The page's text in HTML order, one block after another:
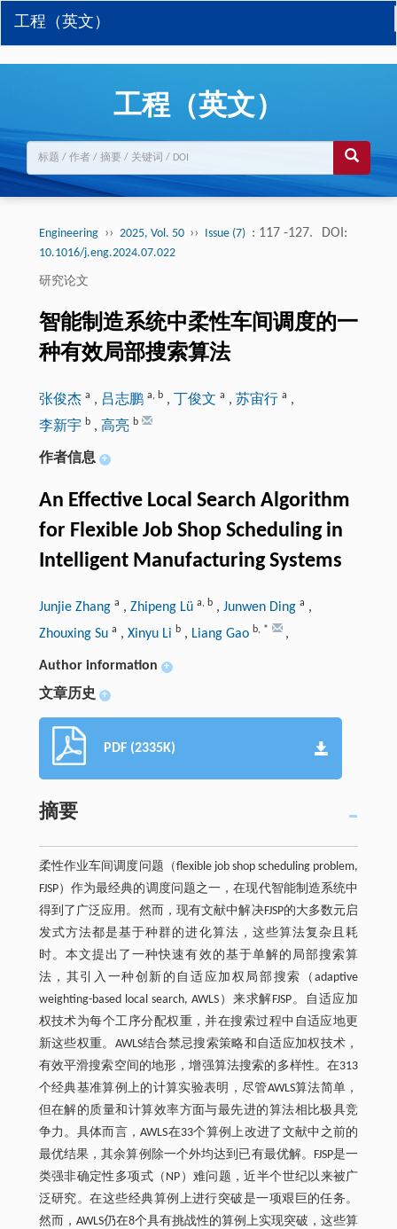
工程（英文）
工程（英文）
Engineering ›› 2025, Vol. 50 ›› Issue (7) : 117 -127. DOI:
10.1016/j.eng.2024.07.022
研究论文
智能制造系统中柔性车间调度的一
种有效局部搜索算法
张俊杰 a , 吕志鹏 a, b, 丁俊文 a , 苏宙行 a ,
李新宇 b, 高亮 b
作者信息 +
An Effective Local Search Algorithm
for Flexible Job Shop Scheduling in
Intelligent Manufacturing Systems
Junjie Zhang a , Zhipeng Lü a, b, Junwen Ding a ,
Zhouxing Su a , Xinyu Li b, Liang Gao b, * ,
Author information +
文章历史 +
PDF (2335K)
摘要
柔性作业车间调度问题（flexible job shop scheduling problem,
FJSP）作为最经典的调度问题之一，在现代智能制造系统中
得到了广泛应用。然而，现有文献中解决FJSP的大多数元启
发式方法都是基于种群的进化算法，这些算法复杂且耗
时。本文提出了一种快速有效的基于单解的局部搜索算
法，其引入一种创新的自适应加权局部搜索（adaptive
weighting-based local search, AWLS）来求解FJSP。自适应加
权技术为每个工序分配权重，并在搜索过程中自适应地更
新这些权重。AWLS结合禁忌搜索策略和自适应加权技术，
有效平滑搜索空间的地形，增强算法搜索的多样性。在313
个经典基准算例上的计算实验表明，尽管AWLS算法简单，
但在解的质量和计算效率方面与最先进的算法相比极具竞
争力。具体而言，AWLS在33个算例上改进了文献中之前的
最优结果，其余算例除一个外均达到已有最优解。FJSP是一
类强非确定性多项式（NP）难问题，近半个世纪以来被广
泛研究。在这些经典算例上进行突破是一项艰巨的任务。
然而，AWLS仍在8个具有挑战性的算例上实现突破，这些算